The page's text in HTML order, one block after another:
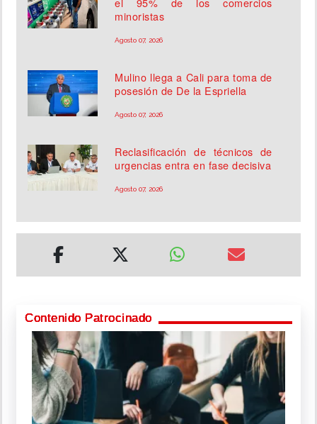
minoristas
Agosto 07, 2026
Mulino llega a Cali para toma de
posesión de De la Espriella
Agosto 07, 2026
Reclasificación de técnicos de
urgencias entra en fase decisiva
Agosto 07, 2026
Contenido Patrocinado